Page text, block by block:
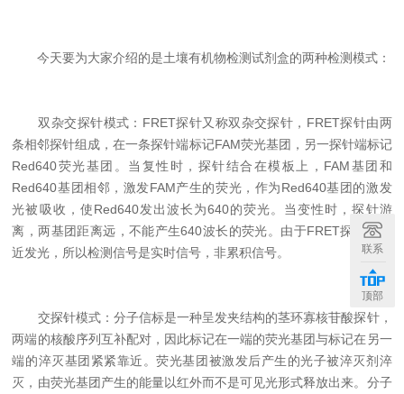
今天要为大家介绍的是土壤有机物检测试剂盒的两种检测模式：
双杂交探针模式：FRET探针又称双杂交探针，FRET探针由两
条相邻探针组成，在一条探针端标记FAM荧光基团，另一探针端标记
Red640荧光基团。当复性时，探针结合在模板上，FAM基团和
Red640基团相邻，激发FAM产生的荧光，作为Red640基团的激发
光被吸收，使Red640发出波长为640的荧光。当变性时，探针游
离，两基团距离远，不能产生640波长的荧光。由于FRET探针是靠
近发光，所以检测信号是实时信号，非累积信号。
交探针模式：分子信标是一种呈发夹结构的茎环寡核苷酸探针，
两端的核酸序列互补配对，因此标记在一端的荧光基团与标记在另一
端的淬灭基团紧紧靠近。荧光基团被激发后产生的光子被淬灭剂淬
灭，由荧光基团产生的能量以红外而不是可见光形式释放出来。分子
联系
顶部